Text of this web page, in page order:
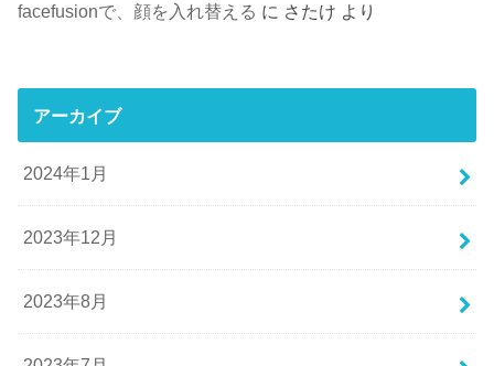
facefusionで、顔を入れ替える に さたけ より
アーカイブ
2024年1月
2023年12月
2023年8月